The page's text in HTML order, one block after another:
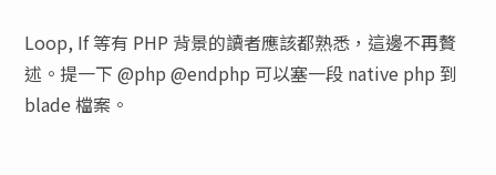
Loop, If 等有 PHP 背景的讀者應該都熟悉，這邊不再贅
述。提一下 @php @endphp 可以塞一段 native php 到
blade 檔案。